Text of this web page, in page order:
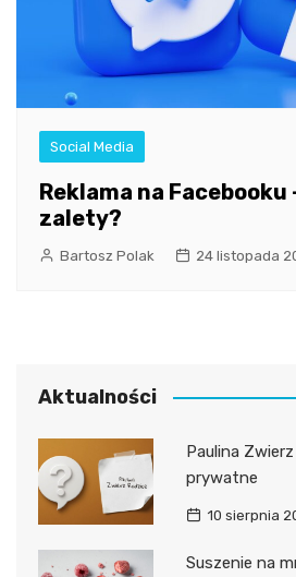
Social Media
Reklama na Facebooku
zalety?
Bartosz Polak 24 listopada
Aktualności
Paulina
prywatne
10 sierpnia
Suszenie na